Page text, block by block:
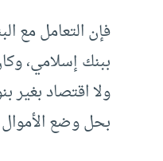
فإن التعامل مع
ببنك إسلامي،
ولا اقتصاد بغير
بحل وضع